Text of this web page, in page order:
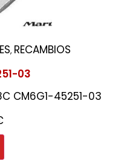
, RECAMBIOS
03
CM6G1-45251-03